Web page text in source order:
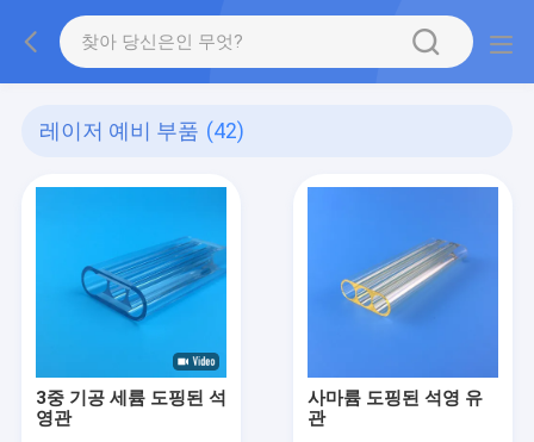
레이저 예비 부품 (42)
3중 기공 세륨 도핑된 석
영관
사마륨 도핑된 석영 유
관